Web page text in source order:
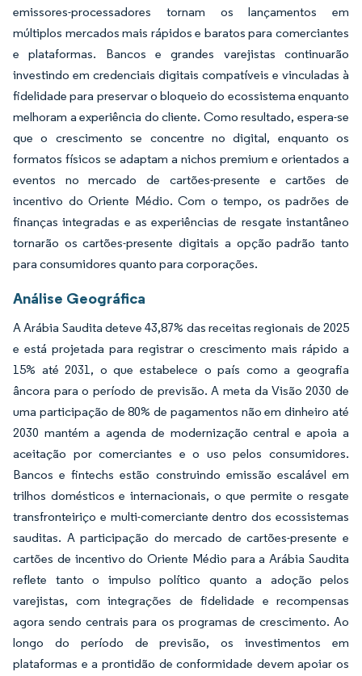
emissores-processadores tornam os lançamentos em
múltiplos mercados mais rápidos e baratos para comerciantes
e plataformas. Bancos e grandes varejistas continuarão
investindo em credenciais digitais compatíveis e vinculadas à
fidelidade para preservar o bloqueio do ecossistema enquanto
melhoram a experiência do cliente. Como resultado, espera-se
que o crescimento se concentre no digital, enquanto os
formatos físicos se adaptam a nichos premium e orientados a
eventos no mercado de cartões-presente e cartões de
incentivo do Oriente Médio. Com o tempo, os padrões de
finanças integradas e as experiências de resgate instantâneo
tornarão os cartões-presente digitais a opção padrão tanto
para consumidores quanto para corporações.
Análise Geográfica
A Arábia Saudita deteve 43,87% das receitas regionais de 2025
e está projetada para registrar o crescimento mais rápido a
15% até 2031, o que estabelece o país como a geografia
âncora para o período de previsão. A meta da Visão 2030 de
uma participação de 80% de pagamentos não em dinheiro até
2030 mantém a agenda de modernização central e apoia a
aceitação por comerciantes e o uso pelos consumidores.
Bancos e fintechs estão construindo emissão escalável em
trilhos domésticos e internacionais, o que permite o resgate
transfronteiriço e multi-comerciante dentro dos ecossistemas
sauditas. A participação do mercado de cartões-presente e
cartões de incentivo do Oriente Médio para a Arábia Saudita
reflete tanto o impulso político quanto a adoção pelos
varejistas, com integrações de fidelidade e recompensas
agora sendo centrais para os programas de crescimento. Ao
longo do período de previsão, os investimentos em
plataformas e a prontidão de conformidade devem apoiar os